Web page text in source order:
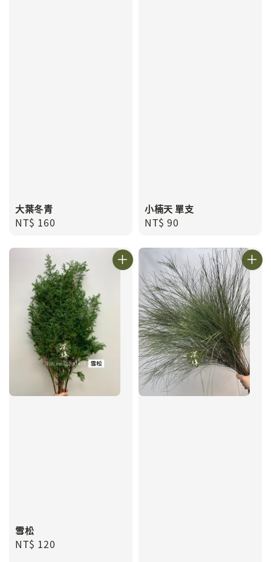
大葉冬青
Regular
NT$ 160
小楠天 單支
Regular
NT$ 90
雪松
Regular
NT$ 120